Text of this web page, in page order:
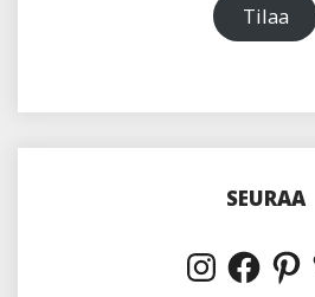
Tilaa
SEURAA
InstagramFacebook